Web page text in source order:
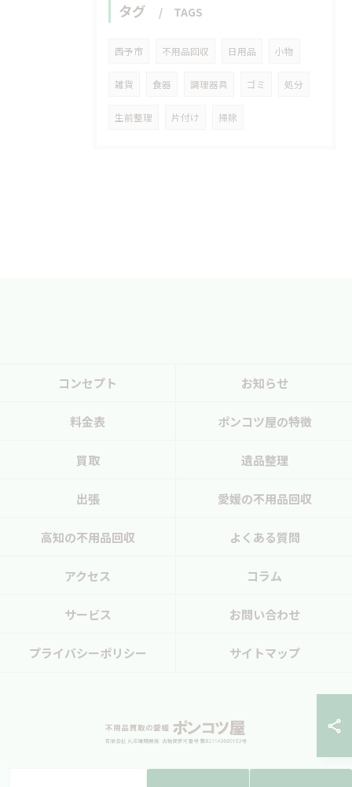
タグ TAGS
西予市 不用品回収 日用品 小物
雑貨 食器 調理器具 ゴミ 処分
生前整理 片付け 掃除
コンセプト お知らせ
料金表 ポンコツ屋の特徴
買取 遺品整理
出張 愛媛の不用品回収
高知の不用品回収 よくある質問
アクセス コラム
サービス お問い合わせ
プライバシーポリシー サイトマップ